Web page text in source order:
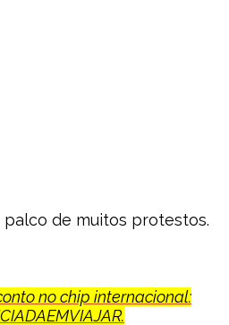
de muitos protestos.
no chip internacional: